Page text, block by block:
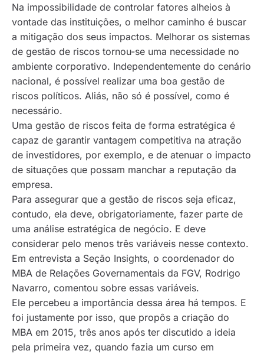
Na impossibilidade de controlar fatores alheios à
vontade das instituições, o melhor caminho é buscar
a mitigação dos seus impactos. Melhorar os sistemas
de gestão de riscos tornou-se uma necessidade no
ambiente corporativo. Independentemente do cenário
nacional, é possível realizar uma boa gestão de
riscos políticos. Aliás, não só é possível, como é
necessário.
Uma gestão de riscos feita de forma estratégica é
capaz de garantir vantagem competitiva na atração
de investidores, por exemplo, e de atenuar o impacto
de situações que possam manchar a reputação da
empresa.
Para assegurar que a gestão de riscos seja eficaz,
contudo, ela deve, obrigatoriamente, fazer parte de
uma análise estratégica de negócio. E deve
considerar pelo menos três variáveis nesse contexto.
Em entrevista a Seção Insights, o coordenador do
MBA de Relações Governamentais da FGV, Rodrigo
Navarro, comentou sobre essas variáveis.
Ele percebeu a importância dessa área há tempos. E
foi justamente por isso, que propôs a criação do
MBA em 2015, três anos após ter discutido a ideia
pela primeira vez, quando fazia um curso em